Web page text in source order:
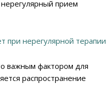
прием
важным фактором для
распространение